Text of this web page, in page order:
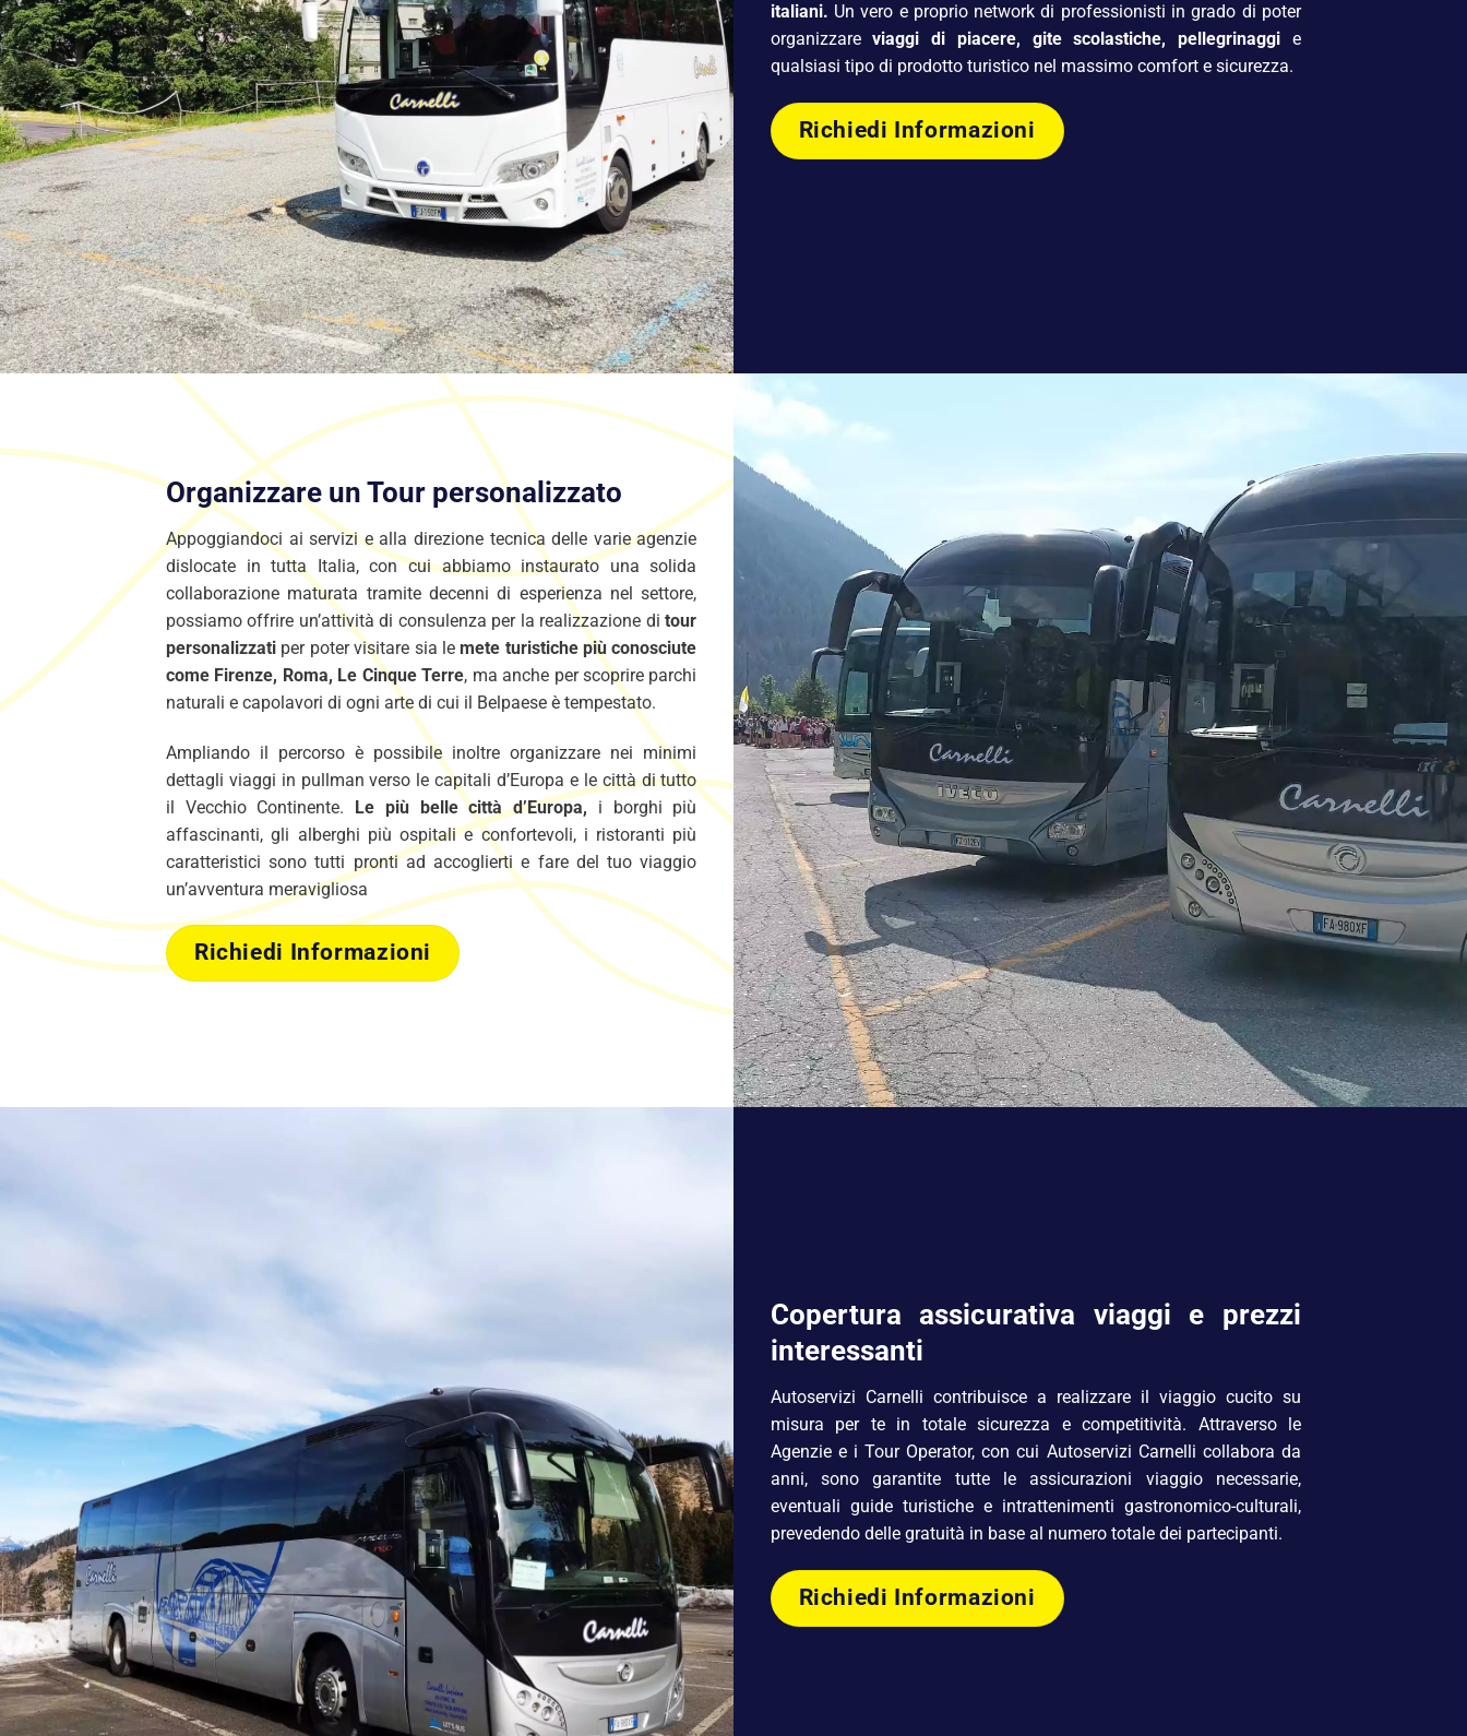
italiani. Un vero e proprio network di professionisti in grado di poter
organizzareviaggi di piacere, gite scolastiche,pellegrinaggi e
qualsiasi tipo di prodotto turistico nel massimo comfort e sicurezza.
Richiedi Informazioni
Organizzare un Tour personalizzato
Appoggiandoci ai servizi e alla direzione tecnica delle varie agenzie
dislocate in tutta Italia, con cui abbiamo instaurato una solida
collaborazione maturata tramite decenni di esperienza nel settore,
possiamo offrire un’attività di consulenza per la realizzazione ditour
personalizzati per poter visitare sia lemete turistiche più conosciute
come Firenze, Roma, Le Cinque Terre, ma anche per scoprire parchi
naturali e capolavori di ogni arte di cui il Belpaese è tempestato.
Ampliando il percorso è possibile inoltre organizzare nei minimi
dettagli viaggi in pullman verso le capitali d’Europa e le città di tutto
il Vecchio Continente. Le più belle città d’Europa, i borghi più
affascinanti, gli alberghi più ospitali e confortevoli, i ristoranti più
caratteristici sono tutti pronti ad accoglierti e fare del tuo viaggio
un’avventura meravigliosa
Richiedi Informazioni
Copertura assicurativa viaggi e prezzi
interessanti
Autoservizi Carnelli contribuisce a realizzare il viaggio cucito su
misura per te in totale sicurezza e competitività. Attraverso le
Agenzie e i Tour Operator, con cui Autoservizi Carnelli collabora da
anni, sono garantite tutte le assicurazioni viaggio necessarie,
eventuali guide turistiche e intrattenimenti gastronomico-culturali,
prevedendo delle gratuità in base al numero totale dei partecipanti.
Richiedi Informazioni